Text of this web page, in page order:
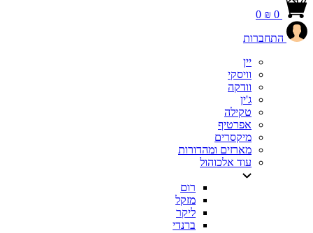
0
0 ₪
התחברות
יין
וויסקי
וודקה
ג'ין
טקילה
אפרטיף
מיקסרים
מארזים ומהדורות
עוד אלכוהול
רום
מזקל
ליקר
ברנדי